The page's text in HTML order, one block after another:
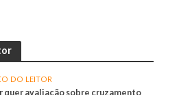
DO LEITOR
quer avaliação sobre cruzamento